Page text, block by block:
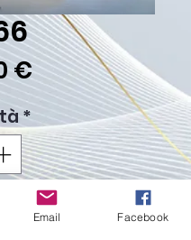
€Prezzo
*
al carrello
Email Facebook